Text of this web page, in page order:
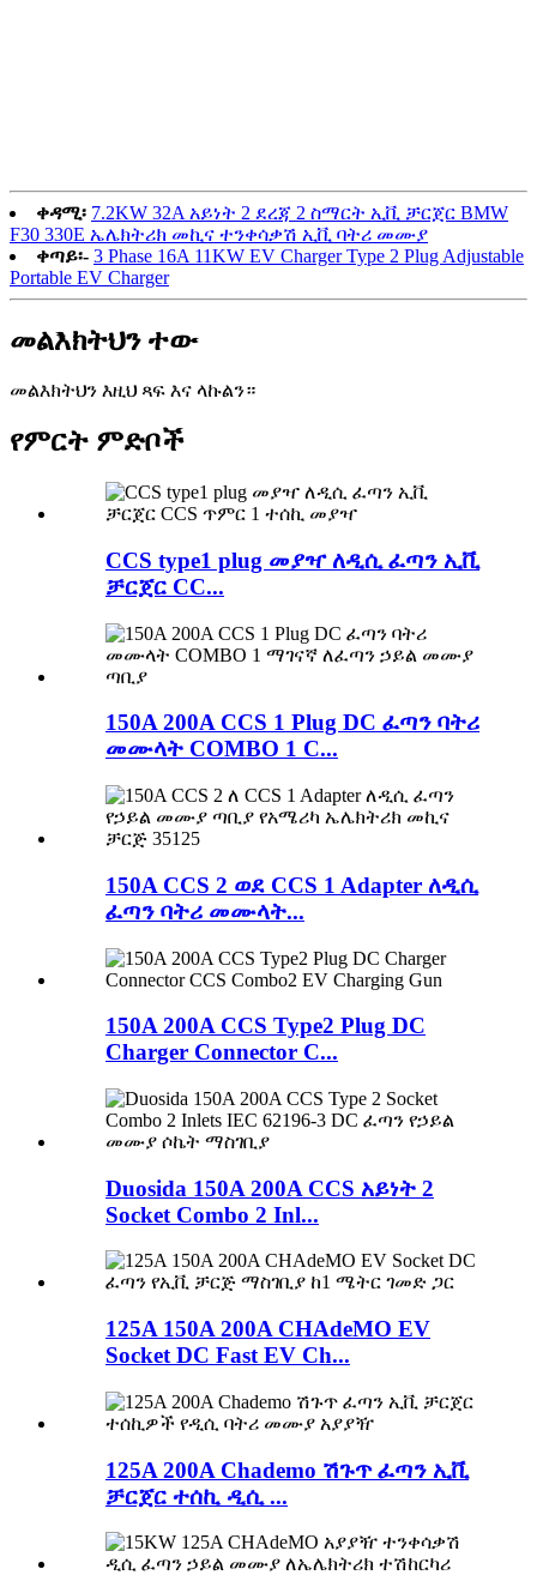
ቀዳሚ፡ 7.2KW 32A አይነት 2 ደረጃ 2 ስማርት ኢቪ ቻርጀር BMW
F30 330E ኤሌክትሪክ መኪና ተንቀሳቃሽ ኢቪ ባትሪ መሙያ
ቀጣይ፡- 3 Phase 16A 11KW EV Charger Type 2 Plug Adjustable
Portable EV Charger
መልእክትህን ተው
መልእክትህን እዚህ ጻፍ እና ላኩልን።
የምርት ምድቦች
CCS type1 plug መያዣ ለዲሲ ፈጣን ኢቪ
ቻርጀር CC...
150A 200A CCS 1 Plug DC ፈጣን ባትሪ
መሙላት COMBO 1 C...
150A CCS 2 ወደ CCS 1 Adapter ለዲሲ
ፈጣን ባትሪ መሙላት...
150A 200A CCS Type2 Plug DC
Charger Connector C...
Duosida 150A 200A CCS አይነት 2
Socket Combo 2 Inl...
125A 150A 200A CHAdeMO EV
Socket DC Fast EV Ch...
125A 200A Chademo ሽጉጥ ፈጣን ኢቪ
ቻርጀር ተሰኪ ዲሲ ...